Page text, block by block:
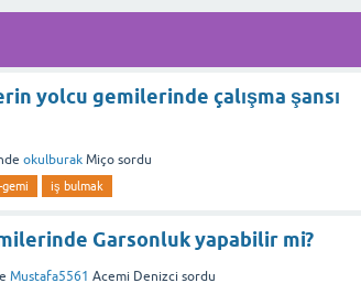
yolcu gemilerinde çalışma şansı
okulburak Miço sordu
iş bulmak
Garsonluk yapabilir mi?
Mustafa5561 Acemi Denizci sordu